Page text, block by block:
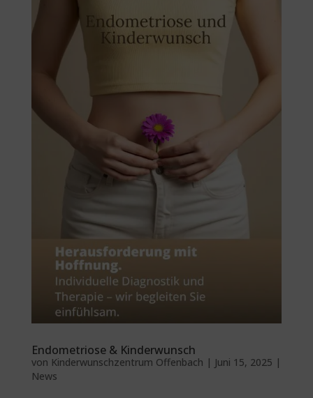
Endometriose & Kinderwunsch
von Kinderwunschzentrum Offenbach | Juni 15, 2025 |
News